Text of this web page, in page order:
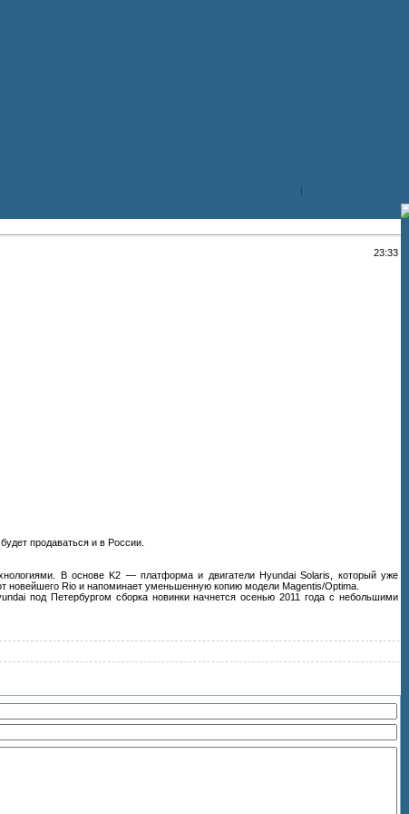
|
23:33
продаваться и в России.
В основе K2 — платформа и двигатели Hyundai Solaris, который уже
новейшего Rio и напоминает уменьшенную копию модели Magentis/Optima.
под Петербургом сборка новинки начнется осенью 2011 года с небольшими